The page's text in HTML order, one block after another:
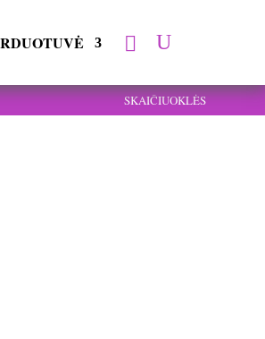
SKAIČIUOKLĖS